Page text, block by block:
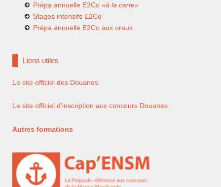
Prépa annuelle E2Co «à la carte»
Stages intensifs E2Co
Prépa annuelle E2Co aux oraux
Liens utiles
Le site officiel des Douanes
Le site officiel d’inscription aux concours Douanes
Autres formations